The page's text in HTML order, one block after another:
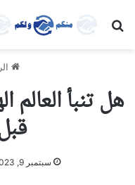
بحث عن
هل تنبأ العالم
سبتمبر 9, 2023